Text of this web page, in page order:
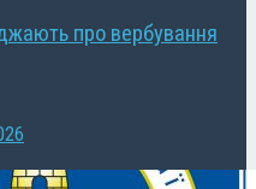
про вербування